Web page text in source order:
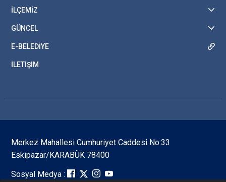
İLÇEMİZ
GÜNCEL
E-BELEDİYE
İLETİŞİM
Merkez Mahallesi Cumhuriyet Caddesi No:33
Eskipazar/KARABÜK 78400
Sosyal Medya :